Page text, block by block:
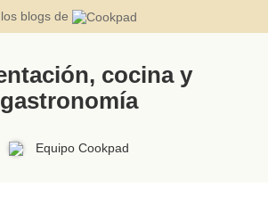
los blogs de
cocina y
gastronomía
Equipo Cookpad